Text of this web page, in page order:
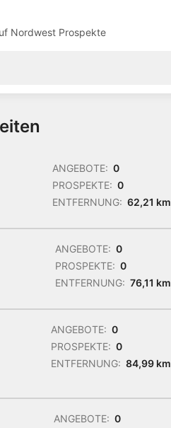
Nordwest Prospekte
ANGEBOTE: 0
PROSPEKTE: 0
ENTFERNUNG: 62,21 km
ANGEBOTE: 0
PROSPEKTE: 0
ENTFERNUNG: 76,11 km
ANGEBOTE: 0
PROSPEKTE: 0
ENTFERNUNG: 84,99 km
ANGEBOTE: 0